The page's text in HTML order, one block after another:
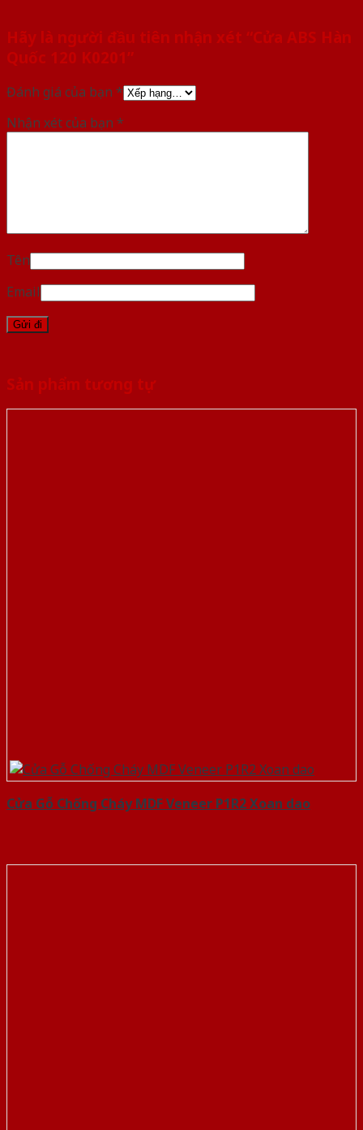
Hãy là người đầu tiên nhận xét “Cửa ABS Hàn
Quốc 120 K0201”
Đánh giá của bạn *
Nhận xét của bạn *
Tên
Email
Sản phẩm tương tự
Cửa Gỗ Chống Cháy MDF Veneer P1R2 Xoan dao